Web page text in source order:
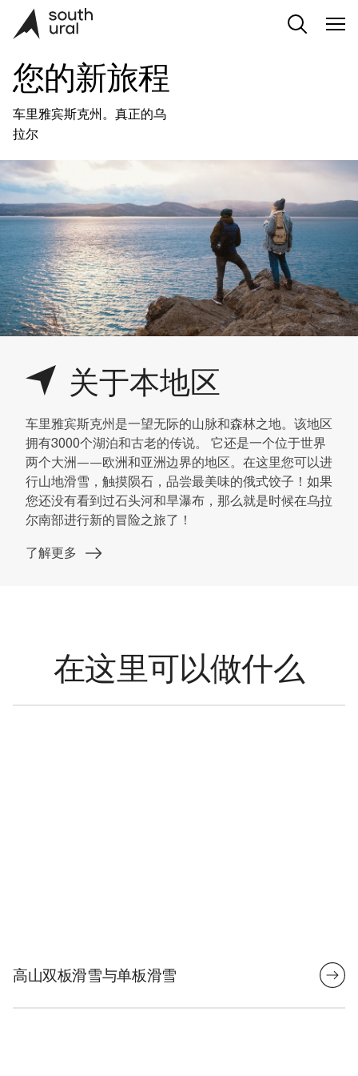
您的新旅程
车里雅宾斯克州。真正的乌
拉尔
关于本地区
车里雅宾斯克州是一望无际的山脉和森林之地。该地区
拥有3000个湖泊和古老的传说。 它还是一个位于世界
两个大洲——欧洲和亚洲边界的地区。在这里您可以进
行山地滑雪，触摸陨石，品尝最美味的俄式饺子！如果
您还没有看到过石头河和旱瀑布，那么就是时候在乌拉
尔南部进行新的冒险之旅了！
了解更多
在这里可以做什么
高山双板滑雪与单板滑雪